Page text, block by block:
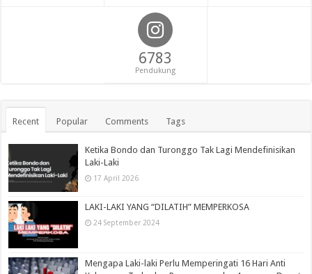
6783
Pendukung
Recent Popular Comments Tags
Ketika Bondo dan Turonggo Tak Lagi Mendefinisikan
Laki-Laki
17 April 2026
LAKI-LAKI YANG “DILATIH” MEMPERKOSA
24 September 2024
Mengapa Laki-laki Perlu Memperingati 16 Hari Anti